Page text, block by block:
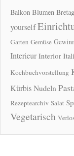
Balkon Blumen
yourself
Garten Gemüse
Interieur Interior
Kochbuchvorstellung
KürbisNudeln
Rezeptearchiv Salat
Vegetarisch